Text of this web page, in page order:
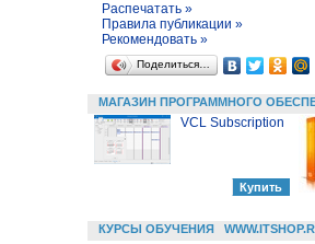
Распечатать »
Правила публикации »
Рекомендовать »
Поделиться…
МАГАЗИН ПРОГРАММНОГО
VCL Subscription
КУРСЫ ОБУЧЕНИЯ